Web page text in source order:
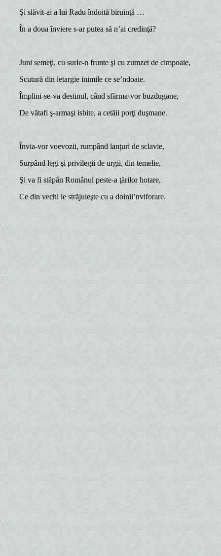
Şi slăvit-ai a lui Radu îndoită biruinţă …
În a doua înviere s-ar putea să n’ai credinţă?
Juni semeţi, cu surle-n frunte şi cu zumzet de cimpoaie,
Scutură din letargie inimile ce se’ndoaie.
Împlini-se-va destinul, când sfărma-vor buzdugane,
De vătafi ş-armaşi isbite, a cetăii porţi duşmane.
Învia-vor voevozii, rumpând lanţuri de sclavie,
Surpând legi şi privilegii de urgii, din temelie,
Şi va fi stăpân Românul peste-a ţărilor hotare,
Ce din vechi le străjuieşte cu a doinii’nviforare.